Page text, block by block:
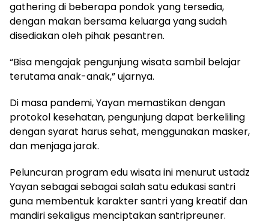
gathering di beberapa pondok yang tersedia,
dengan makan bersama keluarga yang sudah
disediakan oleh pihak pesantren.
“Bisa mengajak pengunjung wisata sambil belajar
terutama anak-anak,” ujarnya.
Di masa pandemi, Yayan memastikan dengan
protokol kesehatan, pengunjung dapat berkeliling
dengan syarat harus sehat, menggunakan masker,
dan menjaga jarak.
Peluncuran program edu wisata ini menurut ustadz
Yayan sebagai sebagai salah satu edukasi santri
guna membentuk karakter santri yang kreatif dan
mandiri sekaligus menciptakan santripreuner.